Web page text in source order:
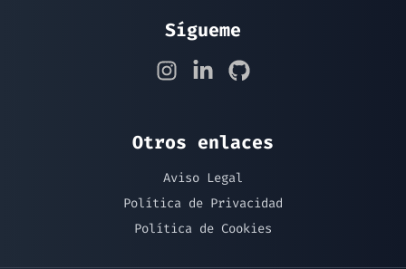
Sígueme
Otros enlaces
Aviso Legal
Política de Privacidad
Política de Cookies